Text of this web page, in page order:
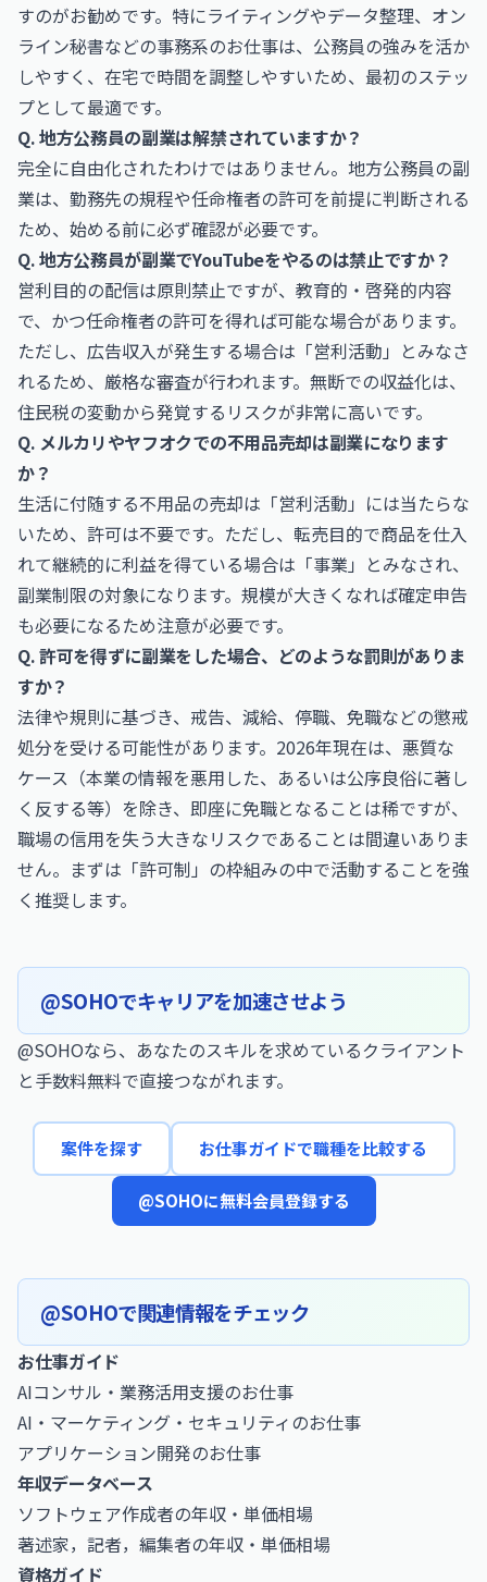
すのがお勧めです。特にライティングやデータ整理、オン
ライン秘書などの事務系のお仕事は、公務員の強みを活か
しやすく、在宅で時間を調整しやすいため、最初のステッ
プとして最適です。
Q. 地方公務員の副業は解禁されていますか？
完全に自由化されたわけではありません。地方公務員の副
業は、勤務先の規程や任命権者の許可を前提に判断される
ため、始める前に必ず確認が必要です。
Q. 地方公務員が副業でYouTubeをやるのは禁止ですか？
営利目的の配信は原則禁止ですが、教育的・啓発的内容
で、かつ任命権者の許可を得れば可能な場合があります。
ただし、広告収入が発生する場合は「営利活動」とみなさ
れるため、厳格な審査が行われます。無断での収益化は、
住民税の変動から発覚するリスクが非常に高いです。
Q. メルカリやヤフオクでの不用品売却は副業になります
か？
生活に付随する不用品の売却は「営利活動」には当たらな
いため、許可は不要です。ただし、転売目的で商品を仕入
れて継続的に利益を得ている場合は「事業」とみなされ、
副業制限の対象になります。規模が大きくなれば確定申告
も必要になるため注意が必要です。
Q. 許可を得ずに副業をした場合、どのような罰則がありま
すか？
法律や規則に基づき、戒告、減給、停職、免職などの懲戒
処分を受ける可能性があります。2026年現在は、悪質な
ケース（本業の情報を悪用した、あるいは公序良俗に著し
く反する等）を除き、即座に免職となることは稀ですが、
職場の信用を失う大きなリスクであることは間違いありま
せん。まずは「許可制」の枠組みの中で活動することを強
く推奨します。
@SOHOでキャリアを加速させよう
@SOHOなら、あなたのスキルを求めているクライアント
と手数料無料で直接つながれます。
案件を探す お仕事ガイドで職種を比較する
@SOHOに無料会員登録する
@SOHOで関連情報をチェック
お仕事ガイド
AIコンサル・業務活用支援のお仕事
AI・マーケティング・セキュリティのお仕事
アプリケーション開発のお仕事
年収データベース
ソフトウェア作成者の年収・単価相場
著述家，記者，編集者の年収・単価相場
資格ガイド